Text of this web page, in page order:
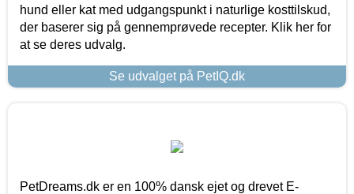
hund eller kat med udgangspunkt i naturlige kosttilskud,
der baserer sig på gennemprøvede recepter. Klik her for
at se deres udvalg.
Se udvalget på PetIQ.dk
PetDreams.dk er en 100% dansk ejet og drevet E-